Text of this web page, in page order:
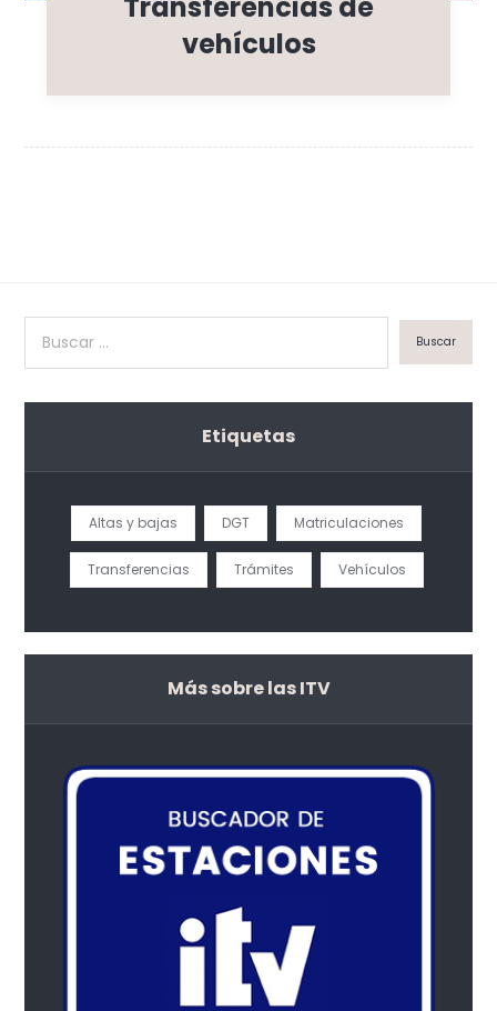
vehículos
Etiquetas
Altas y bajas DGT Matriculaciones
Transferencias Trámites Vehículos
Más sobre las ITV